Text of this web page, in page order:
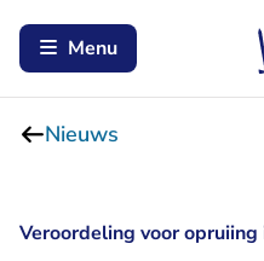
Menu
Nieuws
Veroordeling voor opruiing